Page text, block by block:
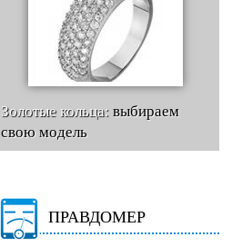
Золотые кольца:выбираем
свою модель
ПРАВДОМЕР